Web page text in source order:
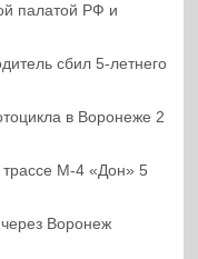
палатой РФ и
сбил 5-летнего
в Воронеже 2
трассе М-4 «Дон» 5
Воронеж